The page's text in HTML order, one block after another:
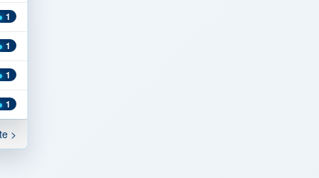
1
1
1
1
>